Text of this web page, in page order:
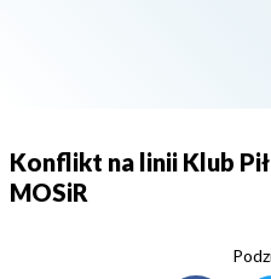
Konflikt na linii Klub
MOSiR